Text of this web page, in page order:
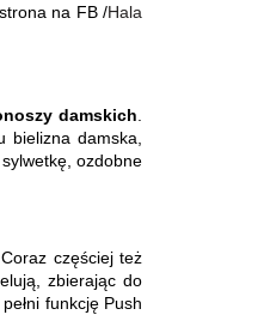
na FB /Hala
damskich
damska,
ozdobne
częściej też
zbierając do
funkcję Push